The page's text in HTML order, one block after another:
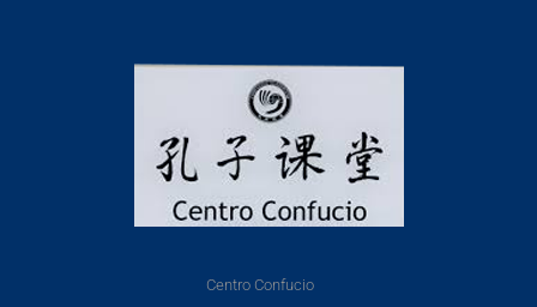
Centro Confucio